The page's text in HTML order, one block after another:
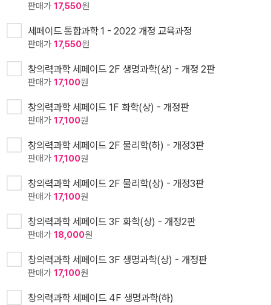
판매가 17,550원
세페이드 통합과학 1 - 2022 개정 교육과정
판매가 17,550원
창의력과학 세페이드 2F 생명과학(상) - 개정 2판
판매가 17,100원
창의력과학 세페이드 1F 화학(상) - 개정판
판매가 17,100원
창의력과학 세페이드 2F 물리학(하) - 개정3판
판매가 17,100원
창의력과학 세페이드 2F 물리학(상) - 개정3판
판매가 17,100원
창의력과학 세페이드 3F 화학(상) - 개정2판
판매가 18,000원
창의력과학 세페이드 3F 생명과학(상) - 개정판
판매가 17,100원
창의력과학 세페이드 4F 생명과학(하)